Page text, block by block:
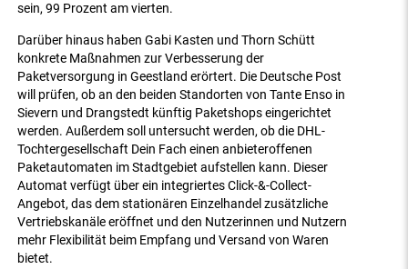
sein, 99 Prozent am vierten.
Darüber hinaus haben Gabi Kasten und Thorn Schütt
konkrete Maßnahmen zur Verbesserung der
Paketversorgung in Geestland erörtert. Die Deutsche Post
will prüfen, ob an den beiden Standorten von Tante Enso in
Sievern und Drangstedt künftig Paketshops eingerichtet
werden. Außerdem soll untersucht werden, ob die DHL-
Tochtergesellschaft Dein Fach einen anbieteroffenen
Paketautomaten im Stadtgebiet aufstellen kann. Dieser
Automat verfügt über ein integriertes Click-&-Collect-
Angebot, das dem stationären Einzelhandel zusätzliche
Vertriebskanäle eröffnet und den Nutzerinnen und Nutzern
mehr Flexibilität beim Empfang und Versand von Waren
bietet.